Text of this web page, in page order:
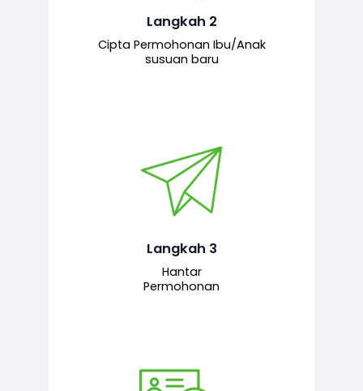
Langkah 2
Cipta Permohonan Ibu/Anak
susuan baru
baharu melalui sistem.
Langkah 3
Hantar
Permohonan
Permohonan yang lengkap dihantar
untuk proses semakan dan
bertanggungjawab.